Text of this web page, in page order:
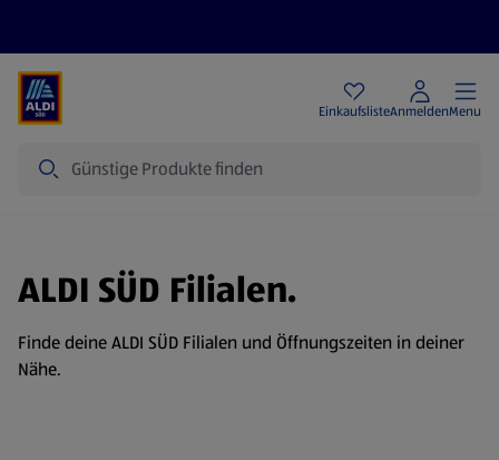
EinkaufslisteAnmeldenMenu
ALDI SÜD Filialen.
Finde deine ALDI SÜD Filialen und Öffnungszeiten in deiner
Nähe.